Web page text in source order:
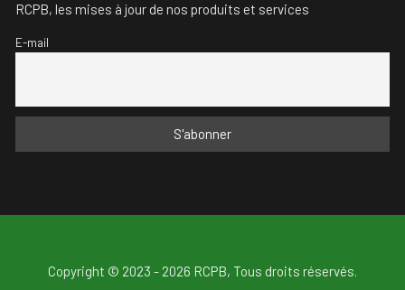
RCPB, les mises à jour de nos produits et services
E-mail
Copyright © 2023 - 2026 RCPB, Tous droits réservés.